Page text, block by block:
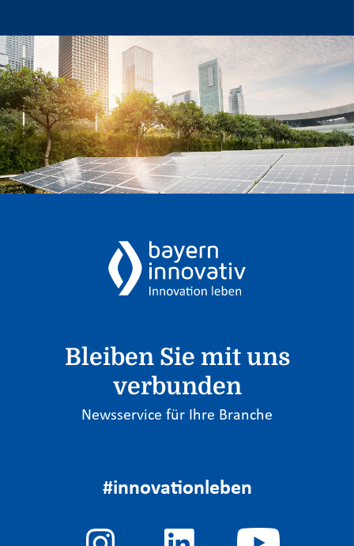
Bleiben Sie mit uns
verbunden
Newsservice für Ihre Branche
#innovationleben